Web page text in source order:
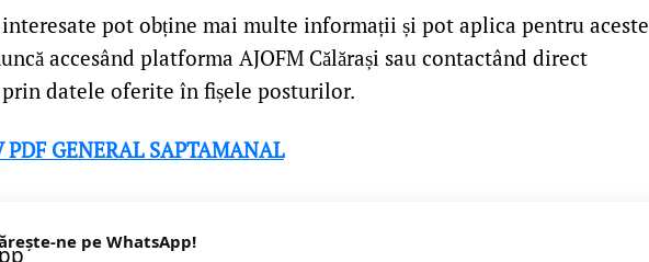
interesate pot obține mai multe informații și pot aplica pentru aceste
accesând platforma AJOFM Călărași sau contactând direct
datele oferite în fișele posturilor.
PDF GENERAL SAPTAMANAL
ne pe WhatsApp!